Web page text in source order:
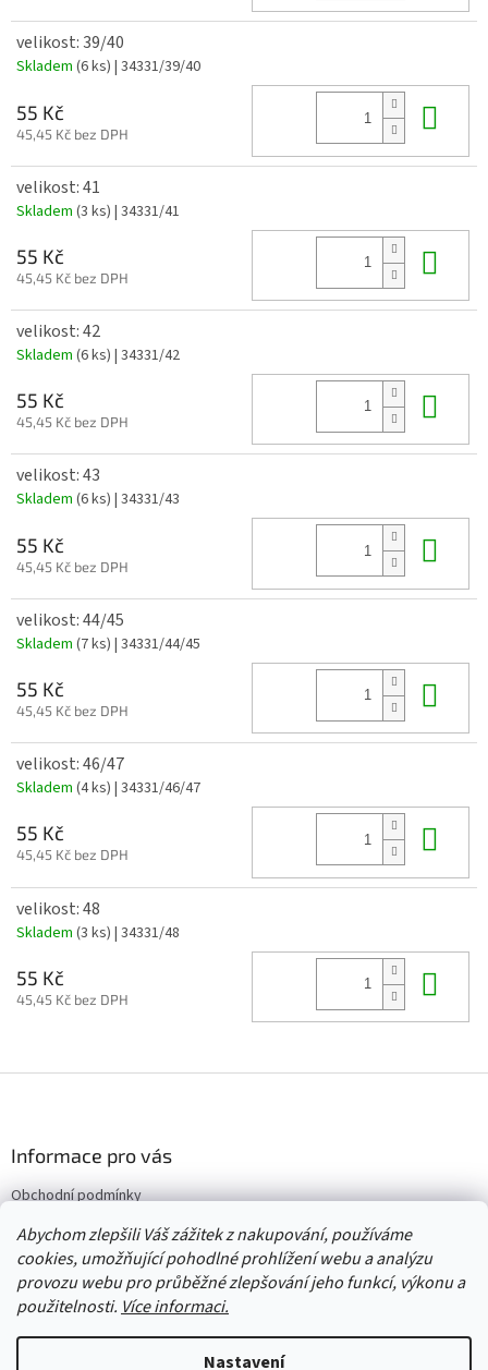
Abychom zlepšili Váš zážitek z nakupování, používáme
cookies, umožňující pohodlné prohlížení webu a analýzu
provozu webu pro průběžné zlepšování jeho funkcí, výkonu a
použitelnosti. Více informaci.
Nastavení
velikost: 39/40
Skladem (6 ks) | 34331/39/40
55 Kč
45,45 Kč bez DPH
velikost: 41
Skladem (3 ks) | 34331/41
55 Kč
45,45 Kč bez DPH
velikost: 42
Skladem (6 ks) | 34331/42
55 Kč
45,45 Kč bez DPH
velikost: 43
Skladem (6 ks) | 34331/43
55 Kč
45,45 Kč bez DPH
velikost: 44/45
Skladem (7 ks) | 34331/44/45
55 Kč
45,45 Kč bez DPH
velikost: 46/47
Skladem (4 ks) | 34331/46/47
55 Kč
45,45 Kč bez DPH
velikost: 48
Skladem (3 ks) | 34331/48
55 Kč
45,45 Kč bez DPH
í
Informace pro vás
Obchodní podmínky
Vrácení/výměna/reklamace
Velkoobchod